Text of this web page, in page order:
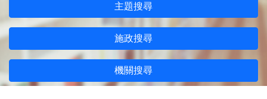
主題搜尋
施政搜尋
機關搜尋